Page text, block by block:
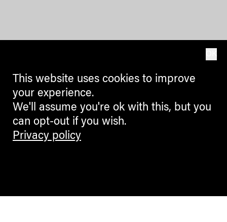
This website uses cookies to improve
your experience.
We'll assume you're ok with this, but you
can opt-out if you wish.
Privacy policy